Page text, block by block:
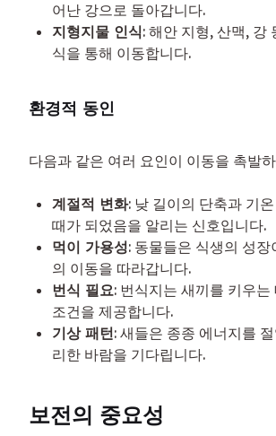
어난 강으로 돌아갑니다.
지형지물 인식: 해안 지형, 산맥, 강
식을 통해 이동합니다.
환경적 동인
다음과 같은 여러 요인이 이동을 촉발
계절적 변화: 낮 길이의 단축과 기
때가 되었음을 알리는 신호입니다.
먹이 가용성: 동물들은 식생의 성장
의 이동을 따라갑니다.
번식 필요: 번식지는 새끼를 키우는
조건을 제공합니다.
기상 패턴: 새들은 종종 에너지를
리한 바람을 기다립니다.
보전의 중요성